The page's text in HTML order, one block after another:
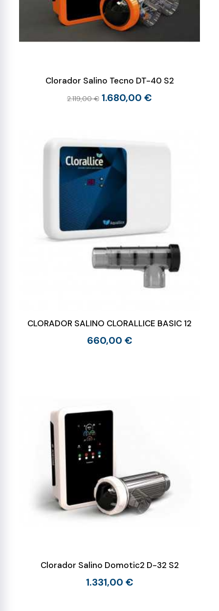
Clorador Salino Tecno DT-40 S2
2.119,00 € 1.680,00 €
CLORADOR SALINO CLORALLICE BASIC 12
660,00 €
Clorador Salino Domotic2 D-32 S2
1.331,00 €